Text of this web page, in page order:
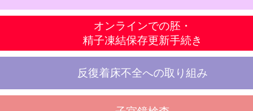
オンラインでの胚・
精子凍結保存更新手続き
反復着床不全への取り組み